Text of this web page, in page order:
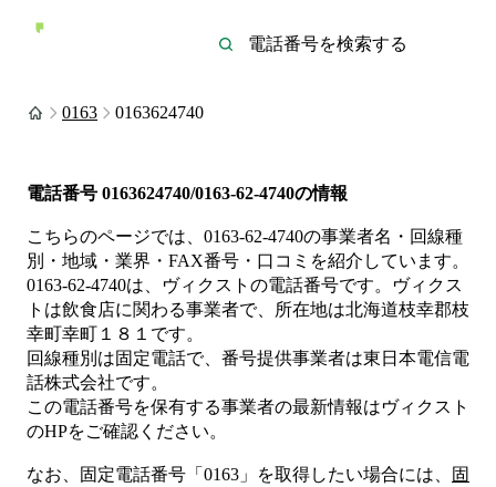
0163 0163624740
電話番号 0163624740/0163-62-4740の情報
こちらのページでは、 0163-62-4740の事業者名・回線種
別・地域・業界・FAX番号・口コミを紹介しています。
0163-62-4740は、 ヴィクスト の電話番号です。
ヴィクス
トは飲食店に関わる事業者で、所在地は北海道枝幸郡枝
幸町幸町１８１ です。
回線種別は固定電話で、番号提供事業者は東日本電信電
話株式会社です。
この電話番号を保有する事業者の最新情報はヴィクスト
のHPをご確認ください。
なお、固定電話番号「 0163 」を取得したい場合には、
固